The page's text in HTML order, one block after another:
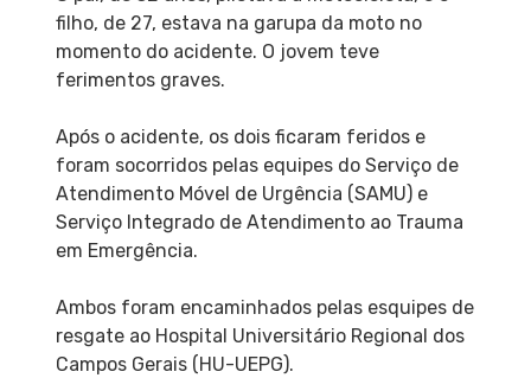
filho, de 27, estava na garupa da moto no
momento do acidente. O jovem teve
ferimentos graves.
Após o acidente, os dois ficaram feridos e
foram socorridos pelas equipes do Serviço de
Atendimento Móvel de Urgência (SAMU) e
Serviço Integrado de Atendimento ao Trauma
em Emergência.
Ambos foram encaminhados pelas esquipes de
resgate ao Hospital Universitário Regional dos
Campos Gerais (HU-UEPG).